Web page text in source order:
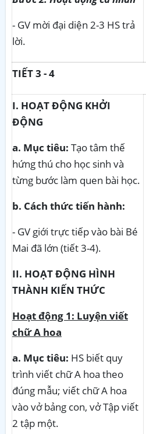
- GV mời đại diện 2-3 HS trả
lời.
TIẾT 3 - 4
I. HOẠT ĐỘNG KHỞI
ĐỘNG
a. Mục tiêu: Tạo tâm thế
hứng thú cho học sinh và
từng bước làm quen bài học.
b. Cách thức tiến hành:
- GV giới trực tiếp vào bài Bé
Mai đã lớn (tiết 3-4).
II. HOẠT ĐỘNG HÌNH
THÀNH KIẾN THỨC
Hoạt động 1: Luyện viết
chữ A hoa
a. Mục tiêu: HS biết quy
trình viết chữ A hoa theo
đúng mẫu; viết chữ A hoa
vào vở bảng con, vở Tập viết
2 tập một.